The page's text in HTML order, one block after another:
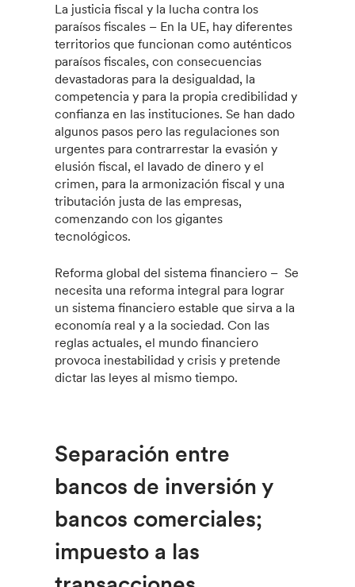
La justicia fiscal y la lucha contra los
paraísos fiscales – En la UE, hay diferentes
territorios que funcionan como auténticos
paraísos fiscales, con consecuencias
devastadoras para la desigualdad, la
competencia y para la propia credibilidad y
confianza en las instituciones. Se han dado
algunos pasos pero las regulaciones son
urgentes para contrarrestar la evasión y
elusión fiscal, el lavado de dinero y el
crimen, para la armonización fiscal y una
tributación justa de las empresas,
comenzando con los gigantes
tecnológicos.
Reforma global del sistema financiero – Se
necesita una reforma integral para lograr
un sistema financiero estable que sirva a la
economía real y a la sociedad. Con las
reglas actuales, el mundo financiero
provoca inestabilidad y crisis y pretende
dictar las leyes al mismo tiempo.
Separación entre
bancos de inversión y
bancos comerciales;
impuesto a las